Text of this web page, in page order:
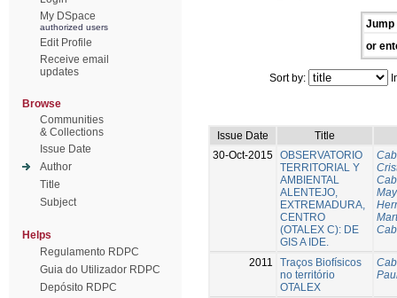
My DSpace
authorized users
Edit Profile
Receive email
updates
Browse
Communities
& Collections
Issue Date
Author
Title
Subject
Helps
Regulamento RDPC
Guia do Utilizador RDPC
Depósito RDPC
Jump
or
Sort by:
Issue Date
Title
30-Oct-2015 OBSERVATORIO
TERRITORIAL Y
AMBIENTAL
ALENTEJO,
EXTREMADURA,
CENTRO
(OTALEX C): DE
GIS A IDE.
2011
Traços Biofísicos
no território
OTALEX